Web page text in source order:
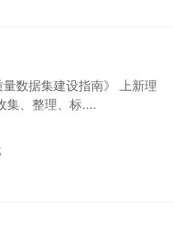
数据集建设指南》 上新理
集、整理、标....